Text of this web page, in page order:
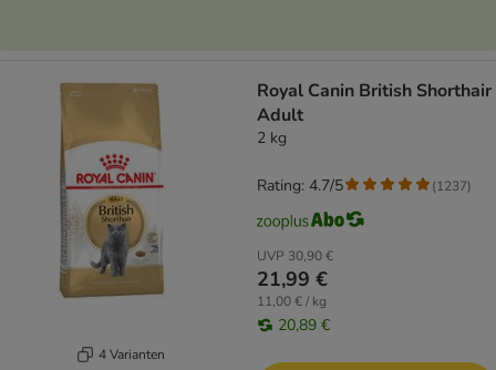
4 Varianten
Royal Canin British Shorthair
Adult
2 kg
UVP 30,90 €
21,99 €
11,00 € / kg
20,89 €
Rating: 4.7/5 (1237)